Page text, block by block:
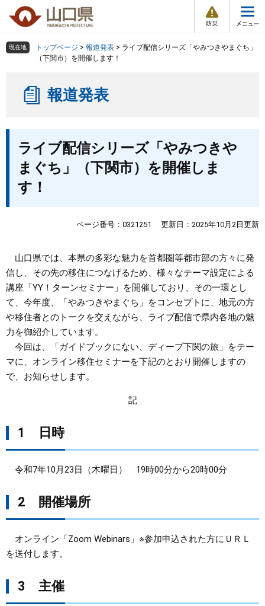
の
ー
情
報
メ
ュ
組織で探す
くらし・環境
健康・福祉
教育・文化・スポーツ
しごと・産業・観光
まちづくり
県政情報
検索の仕方 組織で探す
現在地 トップページ > 報道発表 > ライブ配信シリーズ「やみつきやまぐち」
（下関市）を開催します！
報道発表
ライブ配信シリーズ「やみつきや
まぐち」（下関市）を開催しま
す！
ページ番号：0321251 更新日：2025年10月2日更新
山口県では、本県の多彩な魅力を首都圏等都市部の方々に発
信し、その先の移住につなげるため、様々なテーマ設定による
講座「YY！ターンセミナー」を開催しており、その一環とし
て、今年度、「やみつきやまぐち」をコンセプトに、地元の方
や移住者とのトークを交えながら、ライブ配信で県内各地の魅
力を御紹介しています。
今回は、「ガイドブックにない、ディープ下関の旅」をテー
マに、オンライン移住セミナーを下記のとおり開催しますの
で、お知らせします。
記
1 日時
令和7年10月23日（木曜日） 19時00分から20時00分
2 開催場所
オンライン「Zoom Webinars」※参加申込された方にＵＲＬ
を送付します。
3 主催